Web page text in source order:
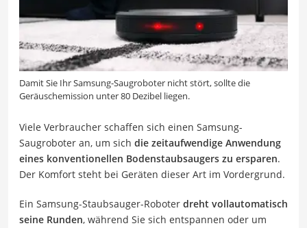
Damit Sie Ihr Samsung-Saugroboter nicht stört, sollte die
Geräuschemission unter 80 Dezibel liegen.
Viele Verbraucher schaffen sich einen Samsung-
Saugroboter an, um sich die zeitaufwendige Anwendung
eines konventionellen Bodenstaubsaugers zu ersparen.
Der Komfort steht bei Geräten dieser Art im Vordergrund.
Ein Samsung-Staubsauger-Roboter dreht vollautomatisch
seine Runden, während Sie sich entspannen oder um